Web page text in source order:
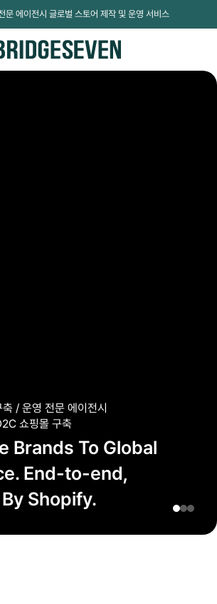
문 에이전시 글로벌 스토어 제작 및 운영 서비스
BridgeSeven